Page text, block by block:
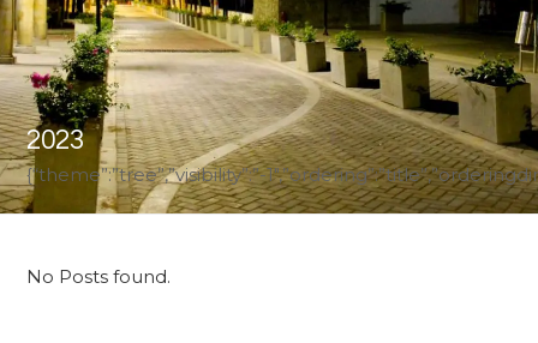
2023
{“theme”:”tree”,”visibility”:”-
No Posts found.